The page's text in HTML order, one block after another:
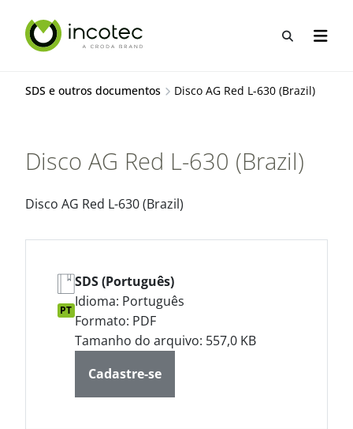
para
para
Abrir
Abrir
SDS e outros documentos Disco AG Red L-630 (Brazil)
Disco AG Red L-630 (Brazil)
Disco AG Red L-630 (Brazil)
PT
SDS (Português)
Idioma: Português
Formato: PDF
Tamanho do arquivo: 557,0 KB
Cadastre-se